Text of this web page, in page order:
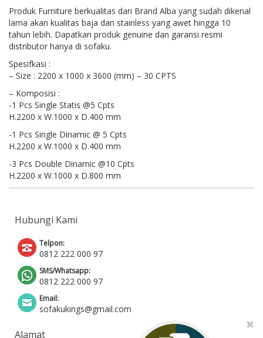
Produk Furniture berkualitas dari Brand Alba yang sudah dikenal
lama akan kualitas baja dan stainless yang awet hingga 10
tahun lebih. Dapatkan produk genuine dan garansi resmi
distributor hanya di sofaku.
Spesifkasi :
– Size : 2200 x 1000 x 3600 (mm) – 30 CPTS
– Komposisi :
-1 Pcs Single Statis @5 Cpts
H.2200 x W.1000 x D.400 mm
-1 Pcs Single Dinamic @ 5 Cpts
H.2200 x W.1000 x D.400 mm
-3 Pcs Double Dinamic @10 Cpts
H.2200 x W.1000 x D.800 mm
Hubungi Kami
Telpon:
0812 222 000 97
SMS/Whatsapp:
0812 222 000 97
Email:
sofakukings@gmail.com
Alamat